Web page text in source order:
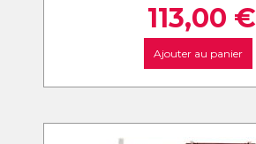
113,00 €
Ajouter au panier